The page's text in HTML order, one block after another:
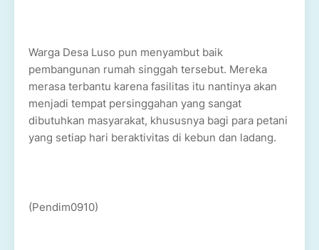
Warga Desa Luso pun menyambut baik
pembangunan rumah singgah tersebut. Mereka
merasa terbantu karena fasilitas itu nantinya akan
menjadi tempat persinggahan yang sangat
dibutuhkan masyarakat, khususnya bagi para petani
yang setiap hari beraktivitas di kebun dan ladang.
(Pendim0910)